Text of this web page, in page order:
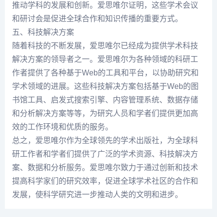
推动学科的发展和创新。爱思唯尔证明，这些学术会议
和研讨会是促进全球合作和知识传播的重要方式。
五、科技解决方案
随着科技的不断发展，爱思唯尔已经成为提供学术科技
解决方案的领导者之一。爱思唯尔为各种领域的科研工
作者提供了各种基于Web的工具和平台，以协助研究和
学术领域的进展。这些科技解决方案包括基于Web的图
书馆工具、启发式搜索引擎、内容管理系统、数据存储
和分析解决方案等等，为研究人员和学者们提供更加高
效的工作环境和优质的服务。
总之，爱思唯尔作为全球领先的学术出版社，为全球科
研工作者和学者们提供了广泛的学术资源、科技解决方
案、数据和分析服务。爱思唯尔致力于通过创新和技术
提高科学家们的研究效率，促进全球学术社区的合作和
发展，使科学研究进一步推动人类的文明和进步。